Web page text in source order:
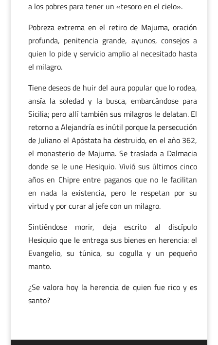
a los pobres para tener un «tesoro en el cielo».
Pobreza extrema en el retiro de Majuma, oración
profunda, penitencia grande, ayunos, consejos a
quien lo pide y servicio amplio al necesitado hasta
el milagro.
Tiene deseos de huir del aura popular que lo rodea,
ansía la soledad y la busca, embarcándose para
Sicilia; pero allí también sus milagros le delatan. El
retorno a Alejandría es inútil porque la persecución
de Juliano el Apóstata ha destruido, en el año 362,
el monasterio de Majuma. Se traslada a Dalmacia
donde se le une Hesiquio. Vivió sus últimos cinco
años en Chipre entre paganos que no le facilitan
en nada la existencia, pero le respetan por su
virtud y por curar al jefe con un milagro.
Sintiéndose morir, deja escrito al discípulo
Hesiquio que le entrega sus bienes en herencia: el
Evangelio, su túnica, su cogulla y un pequeño
manto.
¿Se valora hoy la herencia de quien fue rico y es
santo?